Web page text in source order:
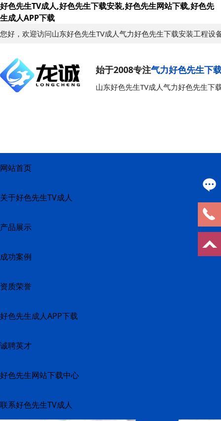
好色先生TV成人,好色先生下载安装,好色先生网站下载,好色先
生成人APP下载
您好，欢迎访问山东好色先生TV成人气力好色先生下载安装工程设
始于2008专注气力好色先生下
山东好色先生TV成人气力好色先生下
网站首页
关于好色先生TV成人
产品展示
成功案例
资质荣誉
好色先生成人APP下载
诚聘英才
好色先生网站下载中心
联系好色先生TV成人